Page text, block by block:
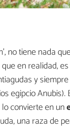
no tiene nada
en realidad,
y
egipcio Anubis).
convierte en un
una raza de